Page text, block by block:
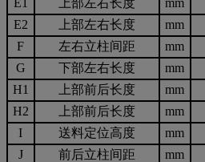
E2
上部左右长度 mm
F
左右立柱间距 mm
G
下部左右长度 mm
H1
上部前后长度 mm
H2
上部前后长度 mm
I
送料定位高度 mm
J
前后立柱间距 mm